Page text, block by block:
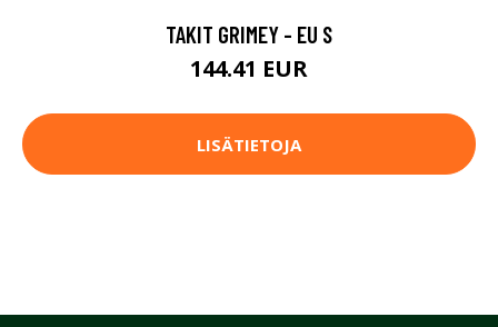
TAKIT GRIMEY - EU S
144.41 EUR
LISÄTIETOJA